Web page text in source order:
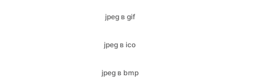
jpeg в bmp
jpeg в jfif
jpeg в jpg